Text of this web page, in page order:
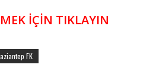
İÇİN TIKLAYIN
FK